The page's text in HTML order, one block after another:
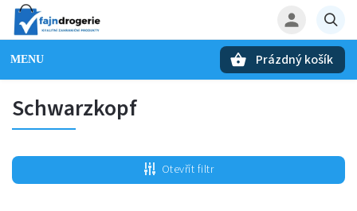
Prázdný košík
Schwarzkopf
Otevřít filtr